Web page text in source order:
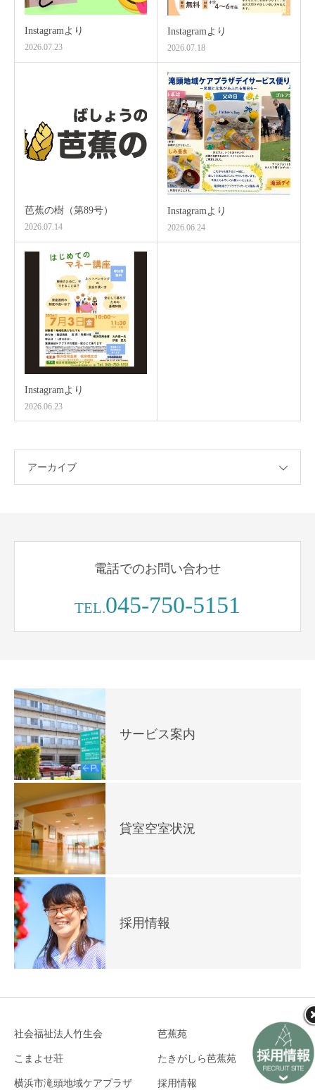
Instagramより
2026.07.23
Instagramより
2026.07.18
芭蕉の樹（第89号）
2026.07.14
Instagramより
2026.06.24
Instagramより
2026.06.23
アーカイブ
電話でのお問い合わせ
TEL.045-750-5151
サービス案内
貸室空室状況
採用情報
社会福祉法人竹生会 芭蕉苑
こまよせ荘 たきがしら芭蕉苑
横浜市滝頭地域ケアプラザ 採用情報